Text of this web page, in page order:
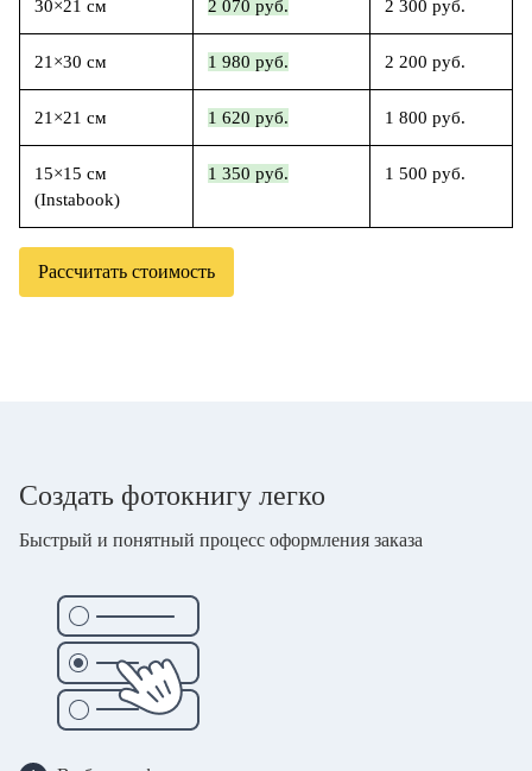
30×21 см 2 070 руб. 2 300 руб.
21×30 см 1 980 руб. 2 200 руб.
21×21 см 1 620 руб. 1 800 руб.
15×15 см
(Instabook)
1 350 руб. 1 500 руб.
Рассчитать стоимость
Создать фотокнигу легко
Быстрый и понятный процесс оформления заказа